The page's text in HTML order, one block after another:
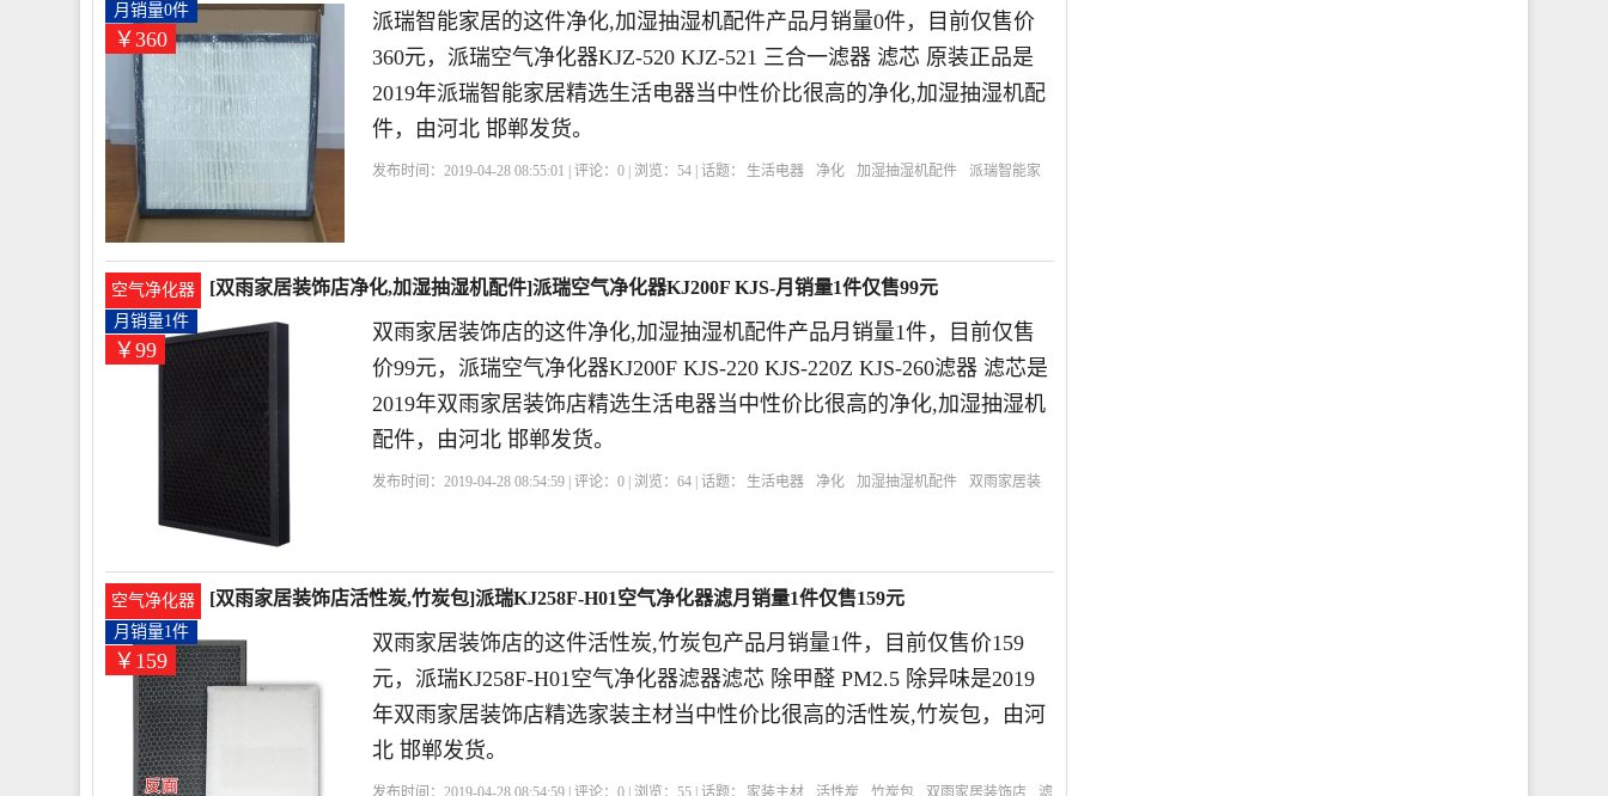
￥360
月销量0件
派瑞智能家居的这件净化,加湿抽湿机配件产品月销量0件，目前仅售价
360元，派瑞空气净化器KJZ-520 KJZ-521 三合一滤器 滤芯 原装正品是
2019年派瑞智能家居精选生活电器当中性价比很高的净化,加湿抽湿机配
件，由河北 邯郸发货。
发布时间：2019-04-28 08:55:01 | 评论：0 | 浏览：54 | 话题： 生活电器 净化 加湿抽湿机配件
派瑞智能家
空气净化器 [双雨家居装饰店净化,加湿抽湿机配件]派瑞空气净化器KJ200F KJS-月销量1件仅售99元
￥99
月销量1件
双雨家居装饰店的这件净化,加湿抽湿机配件产品月销量1件，目前仅售
价99元，派瑞空气净化器KJ200F KJS-220 KJS-220Z KJS-260滤器 滤芯是
2019年双雨家居装饰店精选生活电器当中性价比很高的净化,加湿抽湿机
配件，由河北 邯郸发货。
发布时间：2019-04-28 08:54:59 | 评论：0 | 浏览：64 | 话题： 生活电器 净化 加湿抽湿机配件
双雨家居装
空气净化器 [双雨家居装饰店活性炭,竹炭包]派瑞KJ258F-H01空气净化器滤月销量1件仅售159元
￥159
月销量1件
双雨家居装饰店的这件活性炭,竹炭包产品月销量1件，目前仅售价159
元，派瑞KJ258F-H01空气净化器滤器滤芯 除甲醛 PM2.5 除异味是2019
年双雨家居装饰店精选家装主材当中性价比很高的活性炭,竹炭包，由河
北 邯郸发货。
发布时间：2019-04-28 08:54:59 | 评论：0 | 浏览：55 | 话题： 家装主材 活性炭 竹炭包 双雨家居装饰店
滤